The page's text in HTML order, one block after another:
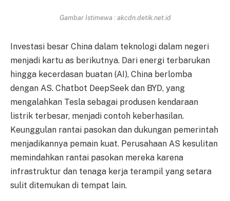
Gambar Istimewa : akcdn.detik.net.id
Investasi besar China dalam teknologi dalam negeri
menjadi kartu as berikutnya. Dari energi terbarukan
hingga kecerdasan buatan (AI), China berlomba
dengan AS. Chatbot DeepSeek dan BYD, yang
mengalahkan Tesla sebagai produsen kendaraan
listrik terbesar, menjadi contoh keberhasilan.
Keunggulan rantai pasokan dan dukungan pemerintah
menjadikannya pemain kuat. Perusahaan AS kesulitan
memindahkan rantai pasokan mereka karena
infrastruktur dan tenaga kerja terampil yang setara
sulit ditemukan di tempat lain.